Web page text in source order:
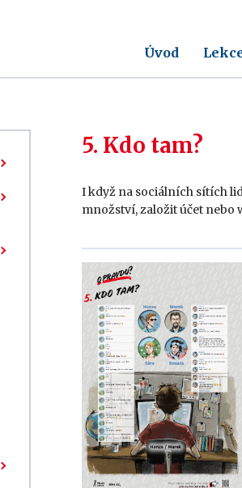
Úvod
5. Kdo tam?
I když na sociálních sítích
množství, založit účet nebo